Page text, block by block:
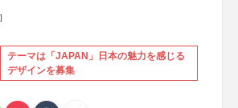
テーマは「JAPAN」日本の魅力を感じる
デザインを募集